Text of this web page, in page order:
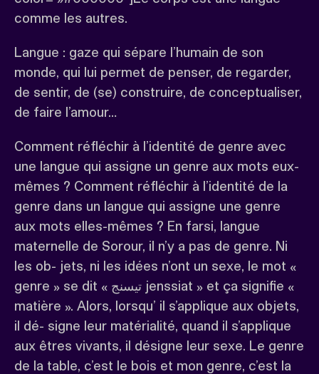
comme les autres.
Langue : gaze qui sépare l’humain de son
monde, qui lui permet de penser, de regarder,
de sentir, de (se) construire, de conceptualiser,
de faire l’amour…
Comment réfléchir à l’identité de genre avec
une langue qui assigne un genre aux mots eux-
mêmes ? Comment réfléchir à l’identité de la
genre dans un langue qui assigne une genre
aux mots elles-mêmes ? En farsi, langue
maternelle de Sorour, il n’y a pas de genre. Ni
les ob- jets, ni les idées n’ont un sexe, le mot «
genre » se dit « تیسنج jenssiat » et ça signifie «
matière ». Alors, lorsqu’ il s’applique aux objets,
il dé- signe leur matérialité, quand il s’applique
aux êtres vivants, il désigne leur sexe. Le genre
de la table, c’est le bois et mon genre, c’est la